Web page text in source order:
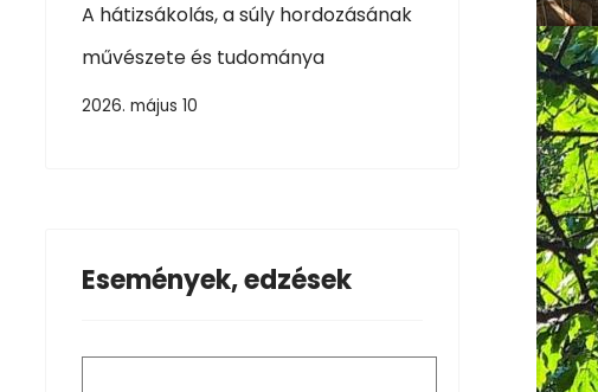
A hátizsákolás, a súly hordozásának
művészete és tudománya
2026. május 10
Események, edzések